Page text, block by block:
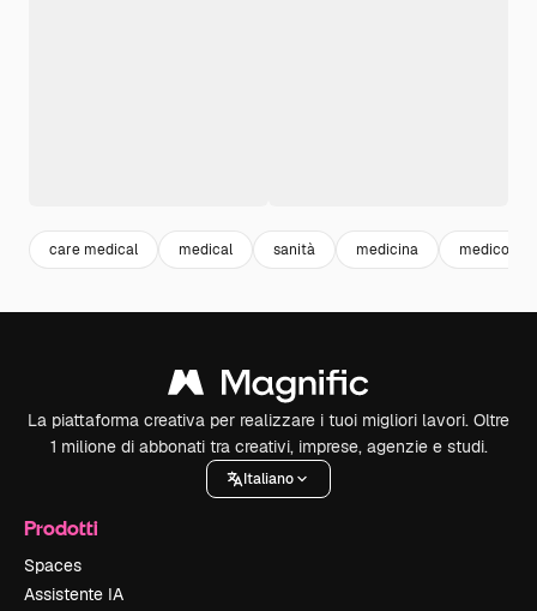
care medical medical sanità medicina medico
La piattaforma creativa per realizzare i tuoi migliori lavori. Oltre
1 milione di abbonati tra creativi, imprese, agenzie e studi.
Italiano
Prodotti
Spaces
Assistente IA